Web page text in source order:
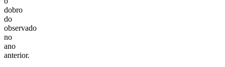
dobro
do
observado
no
ano
anterior.